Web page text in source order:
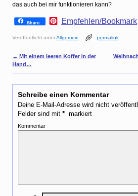
das auch bei mir funktionieren kann?
Share
P
n
r
s
t
Empfehlen/Bookmark
Veröffentlicht unterAllgemein permalink
Artikelnavigation
← Mit einem leeren Koffer in der
Hand…
Schreibe einen Kommentar
Deine E-Mail-Adresse wird nicht
Felder sind mit * markiert
Kommentar